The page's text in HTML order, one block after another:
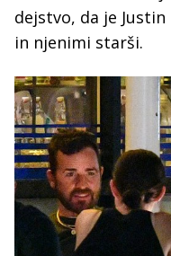
dejstvo, da je
in njenimi starši.